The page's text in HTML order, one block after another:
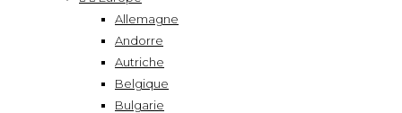
Allemagne
Andorre
Autriche
Belgique
Bulgarie